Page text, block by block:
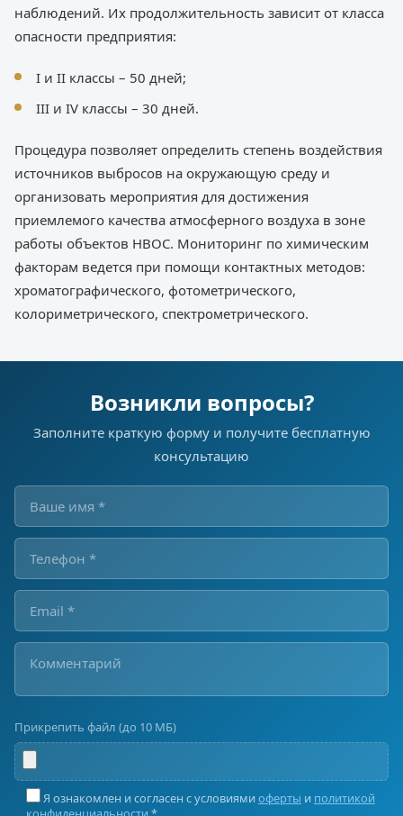
наблюдений. Их продолжительность зависит от класса
опасности предприятия:
I и II классы – 50 дней;
III и IV классы – 30 дней.
Процедура позволяет определить степень воздействия
источников выбросов на окружающую среду и
организовать мероприятия для достижения
приемлемого качества атмосферного воздуха в зоне
работы объектов НВОС. Мониторинг по химическим
факторам ведется при помощи контактных методов:
хроматографического, фотометрического,
колориметрического, спектрометрического.
Возникли вопросы?
Заполните краткую форму и получите бесплатную
консультацию
Прикрепить файл (до 10 МБ)
Я ознакомлен и согласен с условиями оферты и политикой